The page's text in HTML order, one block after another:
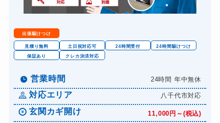
出張駆けつけ
見積り無料 土日祝対応可 24時間受付
24時間駆けつけ
保証あり
クレカ決済対応
営業時間 24時間 年中無休
対応エリア 八千代市対応
玄関カギ開け 11,000円～(税込)